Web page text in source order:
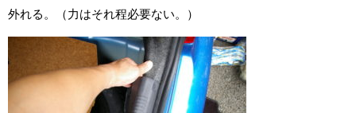
外れる。（力はそれ程必要ない。）